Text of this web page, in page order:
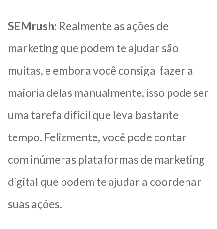
SEMrush: Realmente as ações de
marketing que podem te ajudar são
muitas, e embora você consiga fazer a
maioria delas manualmente, isso pode ser
uma tarefa difícil que leva bastante
tempo. Felizmente, você pode contar
com inúmeras plataformas de marketing
digital que podem te ajudar a coordenar
suas ações.